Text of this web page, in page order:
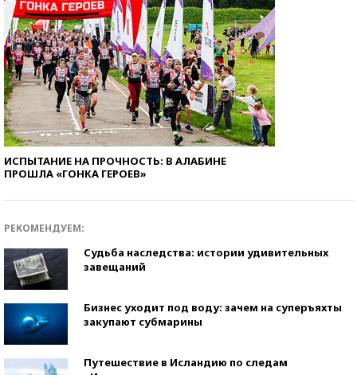
ИСПЫТАНИЕ НА ПРОЧНОСТЬ: В АЛАБИНЕ
ПРОШЛА «ГОНКА ГЕРОЕВ»
РЕКОМЕНДУЕМ:
Судьба наследства: истории удивительных
завещаний
Бизнес уходит под воду: зачем на суперъяхты
закупают субмарины
Путешествие в Исландию по следам